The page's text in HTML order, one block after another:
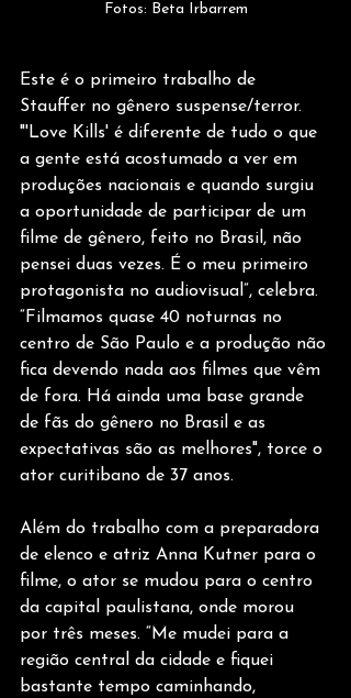
Fotos: Beta Irbarrem
Este é o primeiro trabalho de
Stauffer no gênero suspense/terror.
"'Love Kills' é diferente de tudo o que
a gente está acostumado a ver em
produções nacionais e quando surgiu
a oportunidade de participar de um
filme de gênero, feito no Brasil, não
pensei duas vezes. É o meu primeiro
protagonista no audiovisual”, celebra.
“Filmamos quase 40 noturnas no
centro de São Paulo e a produção não
fica devendo nada aos filmes que vêm
de fora. Há ainda uma base grande
de fãs do gênero no Brasil e as
expectativas são as melhores", torce o
ator curitibano de 37 anos.
Além do trabalho com a preparadora
de elenco e atriz Anna Kutner para o
filme, o ator se mudou para o centro
da capital paulistana, onde morou
por três meses. “Me mudei para a
região central da cidade e fiquei
bastante tempo caminhando,